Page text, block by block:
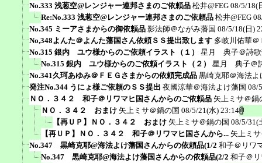
No.333 浅葱空@レンジャー連邦さまのご依頼品 松井@FEG 08/5/18(
Re:No.333 浅葱空@レンジャー連邦さまのご依頼品 松井@FEG
No.345 ミーアさまからの御依頼品 影法師＠ながみ藩国 08/5/18(日)
No,348よんた＠よんた藩国さん依頼ＳＳ提出致します 多岐川佑華＠
No.315 銀内 ユウ様からのご依頼イラスト（１）
星月 典子＠詩歌
No.315 銀内 ユウ様からのご依頼イラスト（２）
星月 典子＠
No.341久珂あゆみ＠ＦＥＧさまからの依頼完成品 黒崎克耶＠海法よ
発注No.344 うにょ様ご依頼のＳＳ提出 夜國涼華＠海法よけ藩国 08/
ＮＯ．３４２ 和子＠リワマヒ国さんからのご依頼品 矢上ミサ＠鍋
ＮＯ．３４２ おまけ 矢上ミサ＠鍋の国 08/5/21(水) 23:14
【再ＵＰ】ＮＯ．３４２ おまけ 矢上ミサ＠鍋の国 08/5/31(
【再ＵＰ】ＮＯ．３４２ 和子＠リワマヒ国さんから... 矢上ミ
No.347 黒崎克耶@海法よけ藩国さんからの依頼品(1/2 和子＠リワ
No.347 黒崎克耶@海法よけ藩国さんからの依頼品(2/2 和子＠